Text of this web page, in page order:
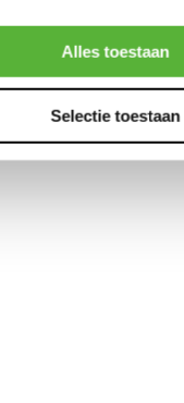
Alles toestaan
Selectie toestaan